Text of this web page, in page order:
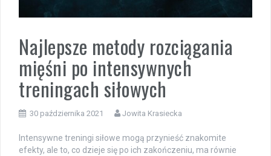
Najlepsze metody rozciągania
mięśni po intensywnych
treningach siłowych
30 października 2021 Jowita Krasiecka
Intensywne treningi siłowe mogą przynieść znakomite
efekty, ale to, co dzieje się po ich zakończeniu, ma równie